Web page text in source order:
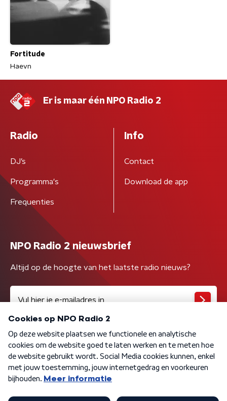
Fortitude
Haevn
Er is maar één NPO Radio 2
Radio
DJ’s
Programma's
Frequenties
Info
Contact
Download de app
NPO Radio 2 nieuwsbrief
Altijd op de hoogte van het laatste radio nieuws?
Algemene voorwaarden